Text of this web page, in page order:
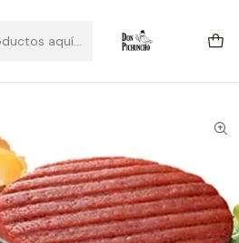
Molde para Hamburguesas